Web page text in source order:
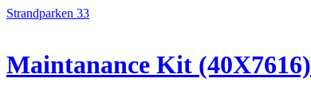
Strandparken 33
Maintanance Kit (40X7616)